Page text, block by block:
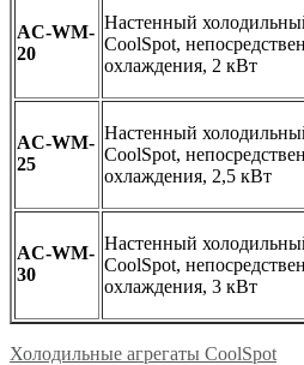
AC-WM-
20
Настенный
CoolSpot,
охлаждения, 2 кВт
AC-WM-
25
Настенный
CoolSpot,
охлаждения, 2,5 кВт
AC-WM-
30
Настенный
CoolSpot,
охлаждения, 3 кВт
Холодильные агрегаты CoolSpot